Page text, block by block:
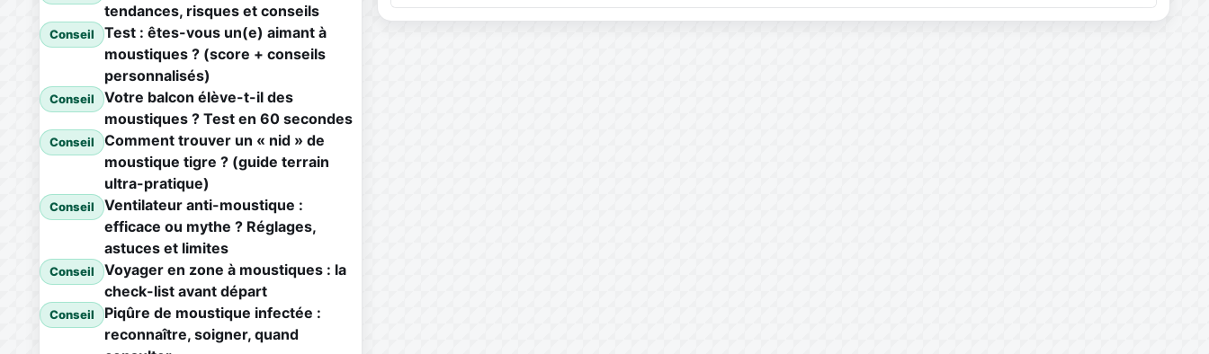
tendances, risques et conseils
Conseil
Test : êtes-vous un(e) aimant à
moustiques ? (score + conseils
personnalisés)
Conseil
Votre balcon élève-t-il des
moustiques ? Test en 60 secondes
Conseil
Comment trouver un « nid » de
moustique tigre ? (guide terrain
ultra-pratique)
Conseil
Ventilateur anti-moustique :
efficace ou mythe ? Réglages,
astuces et limites
Conseil
Voyager en zone à moustiques : la
check-list avant départ
Conseil
Piqûre de moustique infectée :
reconnaître, soigner, quand